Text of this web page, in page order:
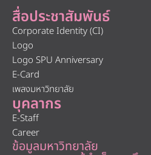
สื่อประชาสัมพันธ์
Corporate Identity (CI)
Logo
Logo SPU Anniversary
E-Card
เพลงมหาวิทยาลัย
บุคลากร
E-Staff
Career
ข้อมูลมหาวิทยาลัย